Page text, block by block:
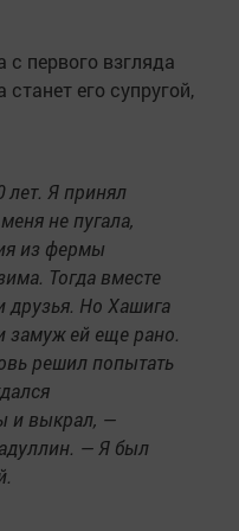
первого взгляда
его супругой,
лет. Я принял
не пугала,
из фермы
Тогда вместе
друзья. Но Хашига
замуж ей еще рано.
решил попытать
и выкрал, —
— Я был